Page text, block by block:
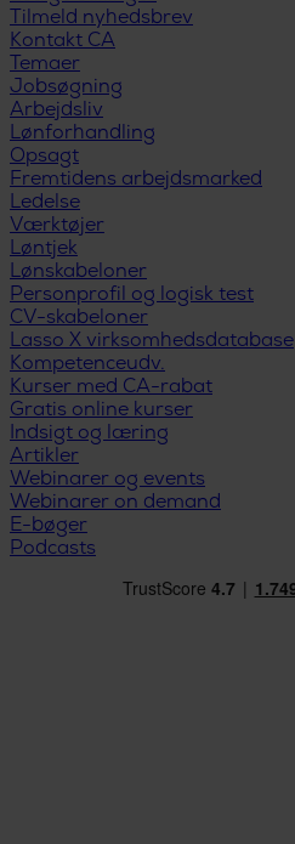
Tilmeld nyhedsbrev
Kontakt CA
Temaer
Jobsøgning
Arbejdsliv
Lønforhandling
Opsagt
Fremtidens arbejdsmarked
Ledelse
Værktøjer
Løntjek
Lønskabeloner
Personprofil og logisk test
CV-skabeloner
Lasso X virksomhedsdatabase
Kompetenceudv.
Kurser med CA-rabat
Gratis online kurser
Indsigt og læring
Artikler
Webinarer og events
Webinarer on demand
E-bøger
Podcasts